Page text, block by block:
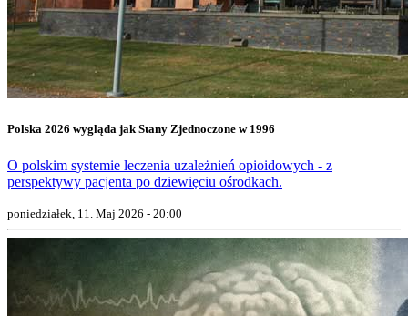
Polska 2026 wygląda jak Stany Zjednoczone w 1996
O polskim systemie leczenia uzależnień opioidowych - z
perspektywy pacjenta po dziewięciu ośrodkach.
poniedziałek, 11. Maj 2026 - 20:00